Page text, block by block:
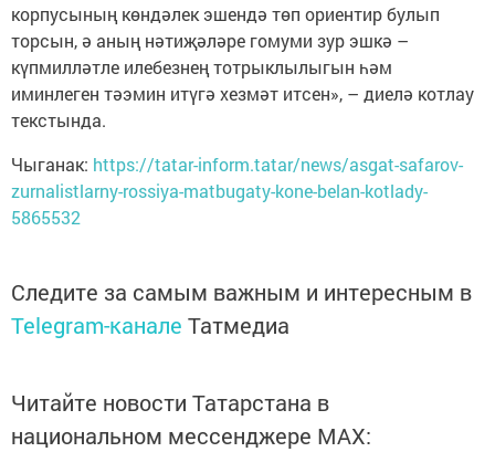
корпусының көндәлек эшендә төп ориентир булып
торсын, ә аның нәтиҗәләре гомуми зур эшкә –
күпмилләтле илебезнең тотрыклылыгын һәм
иминлеген тәэмин итүгә хезмәт итсен», – диелә котлау
текстында.
Чыганак: https://tatar-inform.tatar/news/asgat-safarov-
zurnalistlarny-rossiya-matbugaty-kone-belan-kotlady-
5865532
Следите за самым важным и интересным в
Telegram-канале Татмедиа
Читайте новости Татарстана в
национальном мессенджере MАХ: